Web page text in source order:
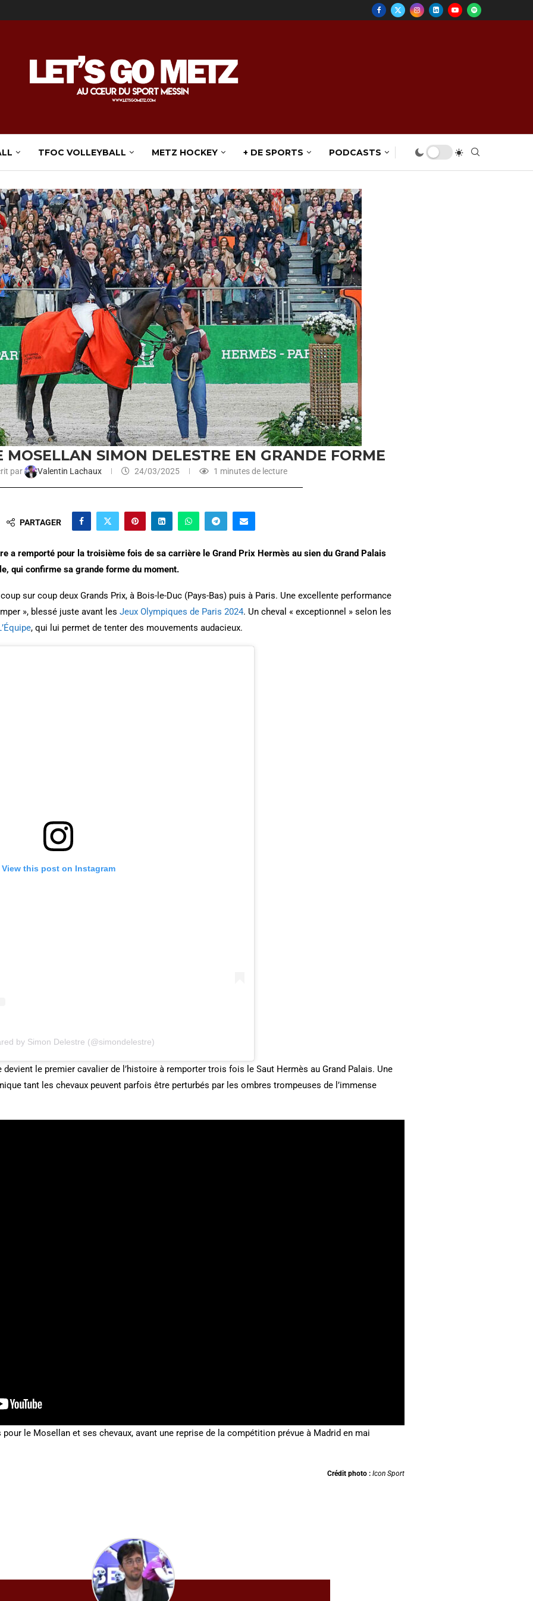
TFOC VOLLEYBALL METZ HOCKEY + DE SPORTS PODCASTS
MOSELLAN SIMON DELESTRE EN GRANDE FORME
par Valentin Lachaux 24/03/2025 1 minutes de lecture
PARTAGER
a remporté pour la troisième fois de sa carrière le Grand Prix Hermès au sien du Grand Palais
qui confirme sa grande forme du moment.
sur coup deux Grands Prix, à Bois-le-Duc (Pays-Bas) puis à Paris. Une excellente performance
», blessé juste avant les Jeux Olympiques de Paris 2024. Un cheval « exceptionnel » selon les
, qui lui permet de tenter des mouvements audacieux.
View this post on Instagram
by Simon Delestre (@simondelestre)
le premier cavalier de l’histoire à remporter trois fois le Saut Hermès au Grand Palais. Une
tant les chevaux peuvent parfois être perturbés par les ombres trompeuses de l’immense
le Mosellan et ses chevaux, avant une reprise de la compétition prévue à Madrid en mai
Crédit photo : Icon Sport